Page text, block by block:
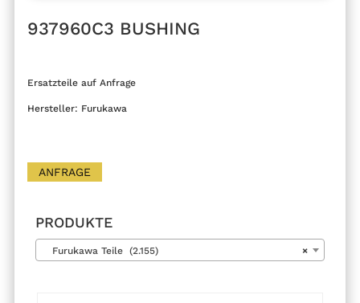
937960C3 BUSHING
Ersatzteile auf Anfrage
Hersteller: Furukawa
ANFRAGE
PRODUKTE
×
Furukawa Teile (2.155)